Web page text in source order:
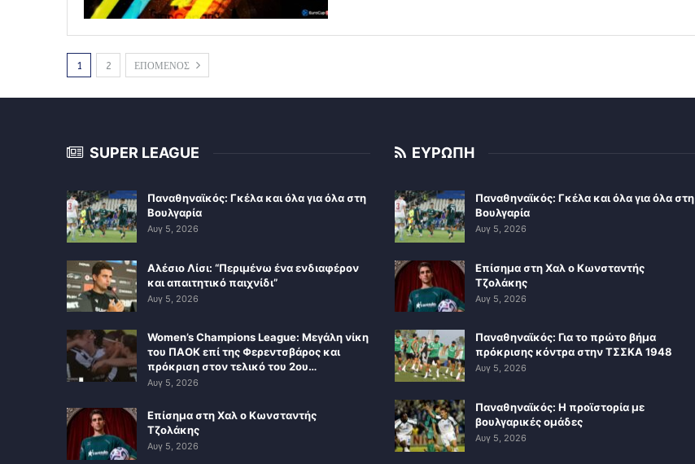
1 2 ΕΠΟΜΕΝΟΣ
SUPER LEAGUE
Παναθηναϊκός: Γκέλα και όλα για όλα στη
Βουλγαρία
Αυγ 5, 2026
Αλέσιο Λίσι: “Περιμένω ένα ενδιαφέρον
και απαιτητικό παιχνίδι”
Αυγ 5, 2026
Women’s Champions League: Μεγάλη νίκη
του ΠΑΟΚ επί της Φερεντσβάρος και
πρόκριση στον τελικό του 2ου…
Αυγ 5, 2026
Επίσημα στη Χαλ ο Κωνσταντής
Τζολάκης
Αυγ 5, 2026
ΕΥΡΩΠΗ
Παναθηναϊκός: Γκέλα και όλα για όλα στη
Βουλγαρία
Αυγ 5, 2026
Επίσημα στη Χαλ ο Κωνσταντής
Τζολάκης
Αυγ 5, 2026
Παναθηναϊκός: Για το πρώτο βήμα
πρόκρισης κόντρα στην ΤΣΣΚΑ 1948
Αυγ 5, 2026
Παναθηναϊκός: Η προϊστορία με
βουλγαρικές ομάδες
Αυγ 5, 2026